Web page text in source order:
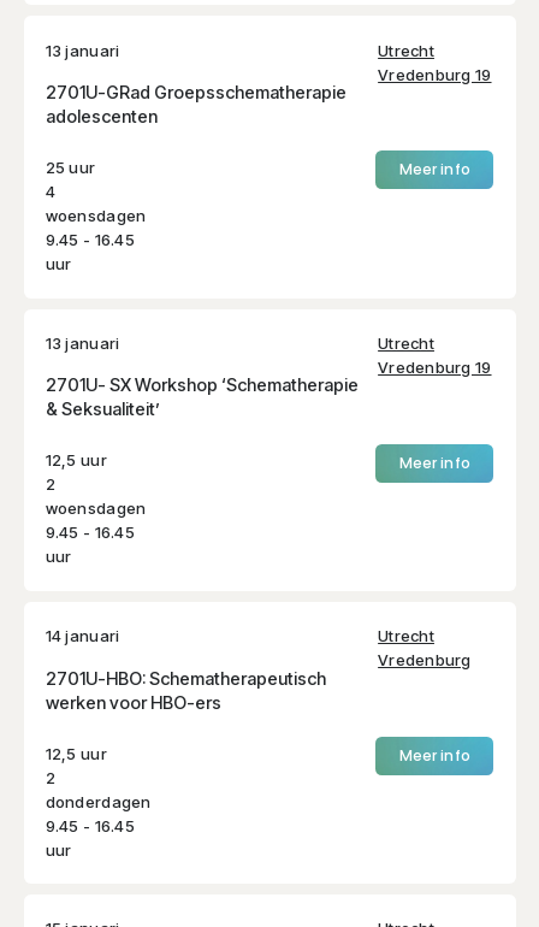
13 januari
Utrecht
Vredenburg 19
2701U-GRad Groepsschematherapie
adolescenten
25 uur
4
woensdagen
9.45 - 16.45
uur
Meer info
13 januari
Utrecht
Vredenburg 19
2701U- SX Workshop ‘Schematherapie
& Seksualiteit’
12,5 uur
2
woensdagen
9.45 - 16.45
uur
Meer info
14 januari
Utrecht
Vredenburg
2701U-HBO: Schematherapeutisch
werken voor HBO-ers
12,5 uur
2
donderdagen
9.45 - 16.45
uur
Meer info